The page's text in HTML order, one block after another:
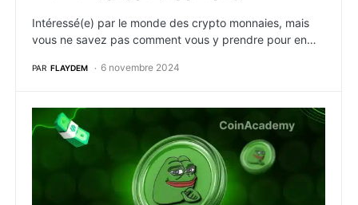
Intéressé(e) par le monde des crypto monnaies, mais
vous ne savez pas comment vous y prendre pour en…
PAR FLAYDEM 6 novembre 2024
Comment acheter du Pepe (PEPE) en 2026 ?